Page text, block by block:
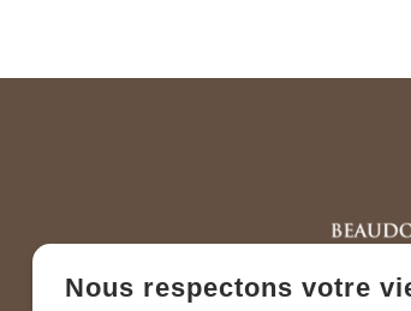
Nous respectons votre